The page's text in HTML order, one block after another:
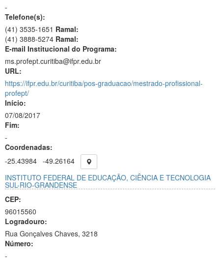
-
Telefone(s):
(41) 3535-1651 Ramal:
(41) 3888-5274 Ramal:
E-mail Institucional do Programa:
ms.profept.curitiba@ifpr.edu.br
URL:
https://ifpr.edu.br/curitiba/pos-graduacao/mestrado-profissional-
profept/
Início:
07/08/2017
Fim:
-
Coordenadas:
-25.43984 -49.26164
INSTITUTO FEDERAL DE EDUCAÇÃO, CIÊNCIA E TECNOLOGIA
SUL-RIO-GRANDENSE
CEP:
96015560
Logradouro:
Rua Gonçalves Chaves, 3218
Número:
-